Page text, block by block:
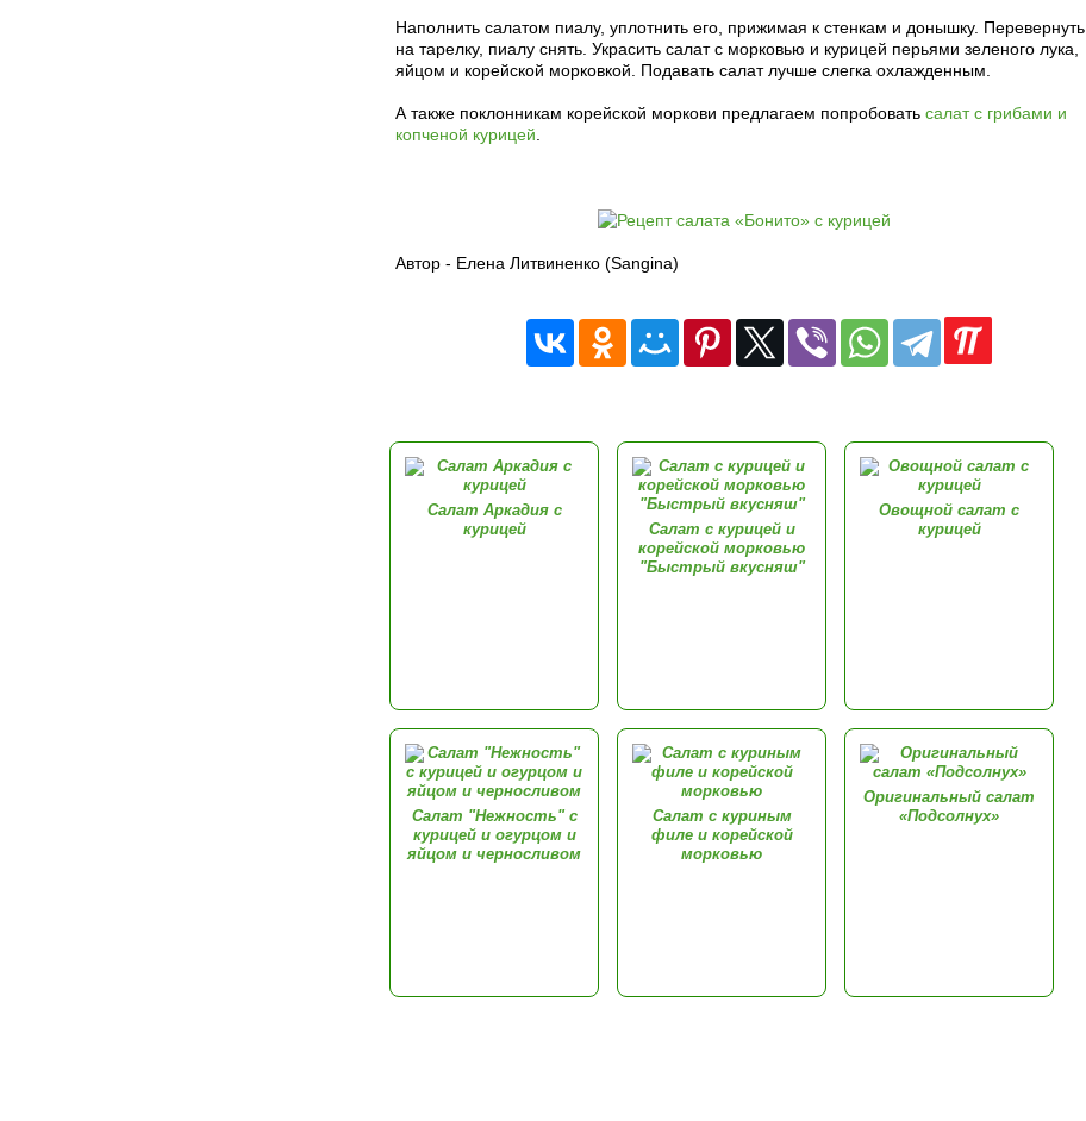
Наполнить салатом пиалу, уплотнить его, прижимая к стенкам и донышку. Перевернуть
на тарелку, пиалу снять. Украсить салат с морковью и курицей перьями зеленого лука,
яйцом и корейской морковкой. Подавать салат лучше слегка охлажденным.
А также поклонникам корейской моркови предлагаем попробовать салат с грибами и
копченой курицей
Автор - Елена Литвиненко (Sangina)
Салат Аркадия с
курицей
Салат с курицей и
корейской морковью
"Быстрый вкусняш"
Овощной салат с
курицей
Салат "Нежность" с
курицей и огурцом и
яйцом и черносливом
Салат с куриным
филе и корейской
морковью
Оригинальный салат
«Подсолнух»